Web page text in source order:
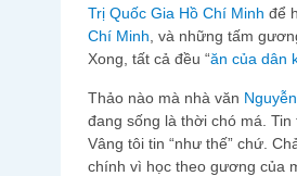
Trị Quốc Gia Hồ Chí Minh để
Chí Minh , và những tấm
Xong, tất cả đều “ăn của dân
Thảo nào mà nhà văn
đang sống là thời chó má.
Vâng tôi tin “như thế” chứ.
chính vì học theo gương của